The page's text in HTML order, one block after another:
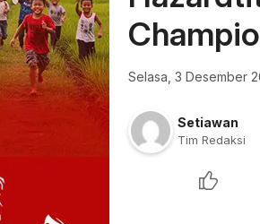
Selasa, 3 Desember
Setiawan
Tim Redaksi